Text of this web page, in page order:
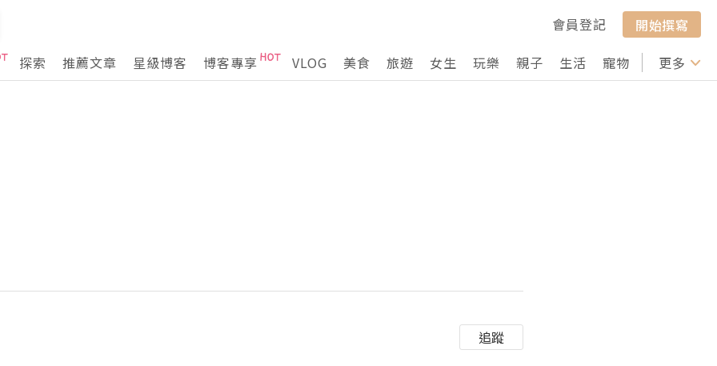
會員登記
開始撰寫
探索
推薦文章 星級博客 博客專享 VLOG 美食 旅遊 女生 玩樂 親子 生活 寵物 行山 打卡
更多
追蹤